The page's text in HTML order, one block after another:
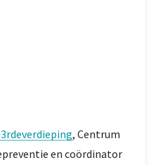
, Centrum
en coördinator